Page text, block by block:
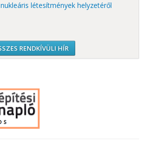
létesítmények helyzetéről
RENDKÍVÜLI HÍR